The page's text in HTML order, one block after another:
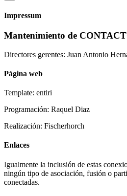
Impressum
Mantenimiento de
Directores gerentes: Juan Antonio
Página web
Template: entiri
Programación: Raquel Diaz
Realización: Fischerhorch
Enlaces
Igualmente la inclusión de estas
ningún tipo de asociación, fusión o
conectadas.